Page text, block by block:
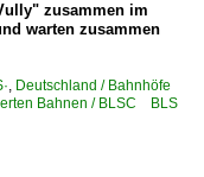
zusammen im
warten zusammen
Deutschland / Bahnhöfe
Bahnen / BLSC BLS